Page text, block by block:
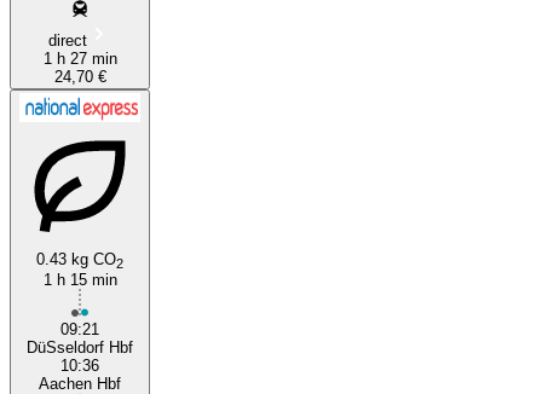
direct
1 h 27 min
24,70 €
0.43 kg CO2
1 h 15 min
09:21
DüSseldorf Hbf
10:36
Aachen Hbf